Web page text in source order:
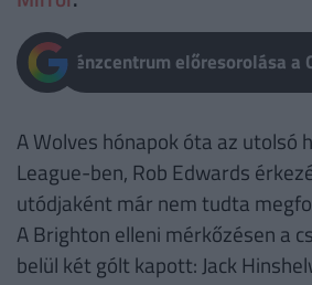
Pénzcentrum előresorolása a
A Wolves hónapok óta az utolsó
League-ben, Rob Edwards
utódjaként már nem tudta
A Brighton elleni mérkőzésen a
belül két gólt kapott: Jack